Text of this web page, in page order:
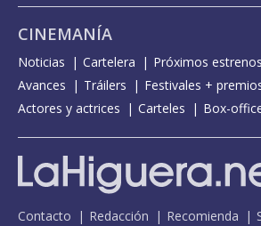
CINEMANÍA
Noticias Cartelera Próximos estrenos
Avances
Tráilers
Festivales +
Actores y actrices
Carteles Box-
Contacto Redacción Recomienda